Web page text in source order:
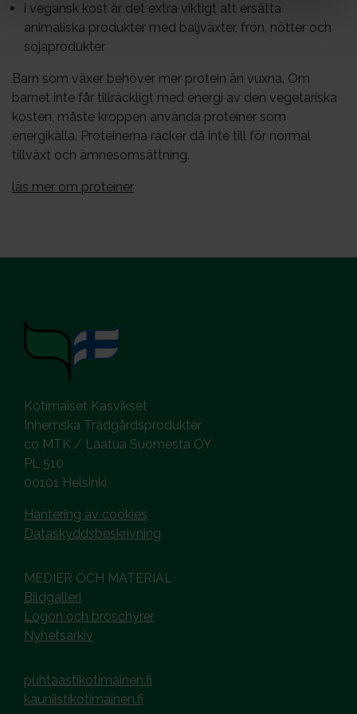
i vegansk kost är det extra viktigt att ersätta
animaliska produkter med baljväxter, frön, nötter och
sojaprodukter
Barn som växer behöver mer protein än vuxna. Om
barnet inte får tillräckligt med energi av den vegetariska
kosten, måste kroppen använda proteiner som
energikälla. Proteinerna räcker då inte till för normal
tillväxt och ämnesomsättning.
läs mer om proteiner
Kotimaiset Kasvikset
Inhemska Trädgårdsprodukter
co MTK / Laatua Suomesta OY
PL 510
00101 Helsinki
Hantering av cookies
Dataskyddsbeskrivning
MEDIER OCH MATERIAL
Bildgalleri
Logon och broschyrer
Nyhetsarkiv
puhtaastikotimainen.fi
kauniistikotimainen.fi